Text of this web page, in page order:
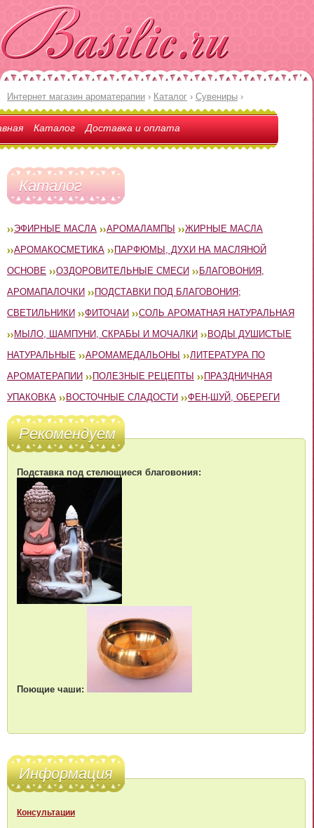
Интернет магазин ароматерапии › Каталог › Сувениры ›
Каталог Доставка и оплата
Каталог
ЭФИРНЫЕ МАСЛА АРОМАЛАМПЫ
ЖИРНЫЕ МАСЛА
АРОМАКОСМЕТИКА
ПАРФЮМЫ, ДУХИ НА МАСЛЯНОЙ
ОСНОВЕ
ОЗДОРОВИТЕЛЬНЫЕ СМЕСИ
БЛАГОВОНИЯ,
АРОМАПАЛОЧКИ
ПОДСТАВКИ ПОД БЛАГОВОНИЯ;
СВЕТИЛЬНИКИ
ФИТОЧАИ
СОЛЬ АРОМАТНАЯ НАТУРАЛЬНАЯ
МЫЛО, ШАМПУНИ, СКРАБЫ И МОЧАЛКИ
ВОДЫ ДУШИСТЫЕ
НАТУРАЛЬНЫЕ
АРОМАМЕДАЛЬОНЫ
ЛИТЕРАТУРА ПО
АРОМАТЕРАПИИ
ПОЛЕЗНЫЕ РЕЦЕПТЫ
ПРАЗДНИЧНАЯ
УПАКОВКА
ВОСТОЧНЫЕ СЛАДОСТИ ФЕН-ШУЙ, ОБЕРЕГИ
Рекомендуем
Подставка под стелющиеся благовония:
Поющие чаши:
Информация
Консультации